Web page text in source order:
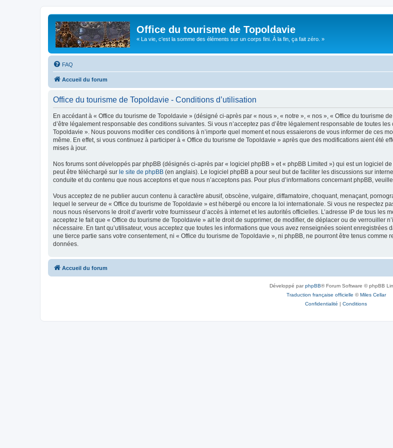
Office du tourisme de Topoldavie
« La vie, c'est la somme des éléments sur un corps fini. À la fin, ça fait zéro. »
FAQ
Accueil du forum
Office du tourisme de Topoldavie - Conditions d’utilisation
En accédant à « Office du tourisme de Topoldavie » (désigné ci-après par « nous », « notre », « nos », « Office du tourisme
d’être légalement responsable des conditions suivantes. Si vous n’acceptez pas d’être légalement responsable de toutes
Topoldavie ». Nous pouvons modifier ces conditions à n’importe quel moment et nous essaierons de vous informer de ces
même. En effet, si vous continuez à participer à « Office du tourisme de Topoldavie » après que des modifications aient été
mises à jour.
Nos forums sont développés par phpBB (désignés ci-après par « logiciel phpBB » et « phpBB Limited ») qui est un logiciel
peut être téléchargé sur le site de phpBB (en anglais). Le logiciel phpBB a pour seul but de faciliter les discussions sur
conduite et du contenu que nous acceptons et que nous n’acceptons pas. Pour plus d’informations concernant phpBB,
Vous acceptez de ne publier aucun contenu à caractère abusif, obscène, vulgaire, diffamatoire, choquant, menaçant,
lequel le serveur de « Office du tourisme de Topoldavie » est hébergé ou encore la loi internationale. Si vous ne respectez
nous nous réservons le droit d’avertir votre fournisseur d’accès à internet et les autorités officielles. L’adresse IP de tous
acceptez le fait que « Office du tourisme de Topoldavie » ait le droit de supprimer, de modifier, de déplacer ou de verrouiller
nécessaire. En tant qu’utilisateur, vous acceptez que toutes les informations que vous avez renseignées soient
une tierce partie sans votre consentement, ni « Office du tourisme de Topoldavie », ni phpBB, ne pourront être tenus
données.
Accueil du forum
Développé parphpBB® Forum Software © phpBB
Traduction française officielle ©Miles Cellar
Confidentialité | Conditions